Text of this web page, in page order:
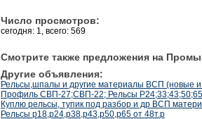
Число просмотров:
сегодня: 1, всего: 569
Смотрите также предложения на
Другие объявления:
Рельсы,шпалы и другие материалы ВСП (новые и
Профиль СВП-27;СВП-22; Рельсы
Куплю рельсы, тупик под разбор и др ВСП
Рельсы р18,р24,р38,р43,р50,р65 от 48т.р